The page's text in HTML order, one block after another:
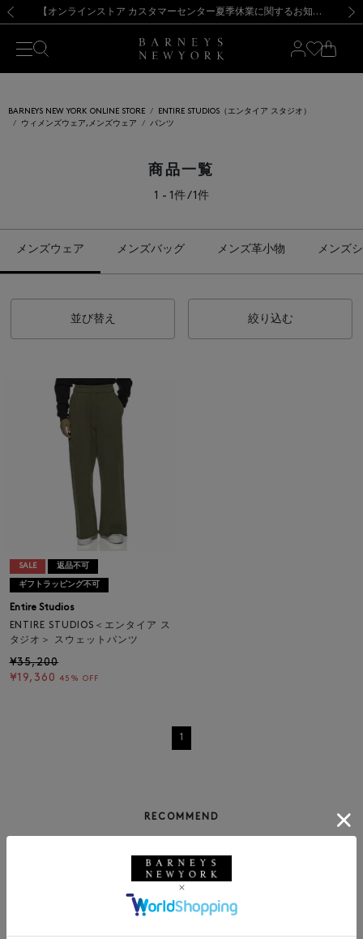
新規登録のお客様も対象！＜MY BARNEYS＞会員のお客様は11,000円（税込）以上のお買上げで常時送料無料！お買い物の際は会員登録を！
【夏季休業に伴う出荷一時停止のお知らせ】(2026.8.7) 【オンラインストア カスタマーセンター夏季休業に関するお知らせ】（2026.8.7）
【夏季休業に伴う返品・交換承り一時停止のお知らせ】（2026.8.5）
熊本県を中心とした地震の影響によるお荷物のお届けについて
【開催中】SUMMER SALEのご案内・ご注意事項 新規登録のお客様も対象！＜MY BARNEYS＞会員のお客様は11,000円（税込）以上のお買上げで常時送料無料！お買い物の際は会員登録を！
【夏季休業に伴う出荷一時停止のお知らせ】(2026.8.7)
BARNEYS NEW YORK ONLINE STORE
ENTIRE STUDIOS（エンタイア スタジオ）
ウィメンズウェア,メンズウェア
パンツ
商品一覧
1 - 1件 / 1件
メンズウェア メンズバッグ メンズ革小物 メンズ
並び替え 絞り込む
SALE 返品不可
ギフトラッピング不可
Entire Studios
ENTIRE STUDIOS＜エンタイア ス
タジオ＞ スウェットパンツ
¥35,200
¥19,360 45% OFF
1
RECOMMEND